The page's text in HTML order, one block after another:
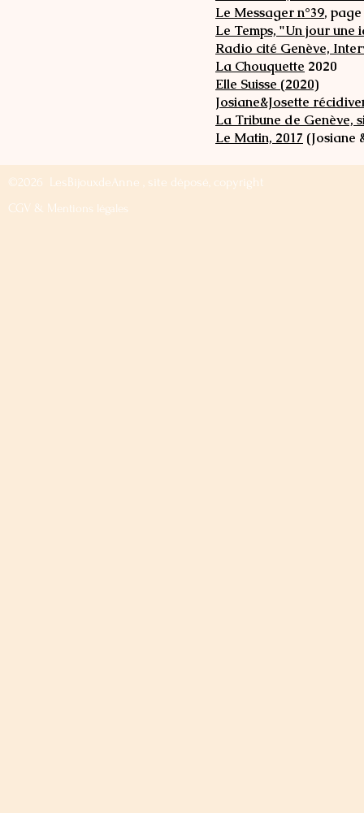
Le Messager n°39,
Le Temps, "Un jour une
Radio cité Genève,
La Chouquette 2020
Elle Suisse (2020)
Josiane&Josette
La Tribune de Genève,
Le Matin, 2017 (Josiane
©2026 LesBijouxdeAnne , site déposé, copyright
CGV & Mentions légales